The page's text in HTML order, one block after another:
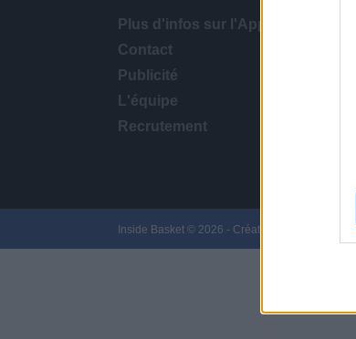
Plus d'infos sur l'App
Contact
Publicité
L'équipe
Recrutement
Inside Basket © 2026 - Création site internet Nice